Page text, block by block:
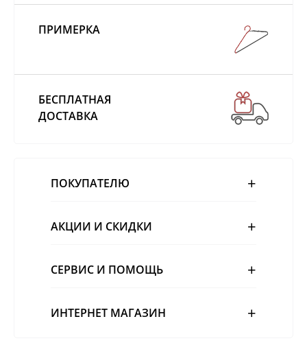
ПРИМЕРКА
БЕСПЛАТНАЯ
ДОСТАВКА
ПОКУПАТЕЛЮ
АКЦИИ И СКИДКИ
СЕРВИС И ПОМОЩЬ
ИНТЕРНЕТ МАГАЗИН